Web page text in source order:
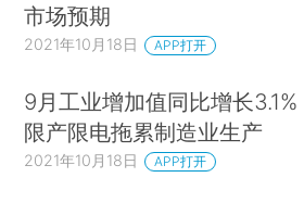
市场预期
2021年10月18日 APP打开
9月工业增加值同比增长3.1%
限产限电拖累制造业生产
2021年10月18日 APP打开